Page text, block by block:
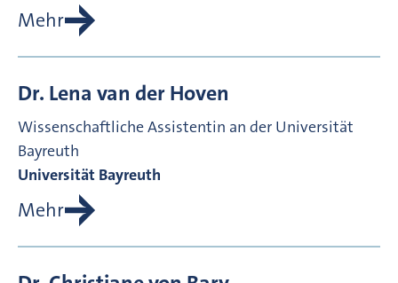
Mehr
Dr. Lena van der Hoven
Wissenschaftliche Assistentin an der Universität
Bayreuth
Universität Bayreuth
Mehr